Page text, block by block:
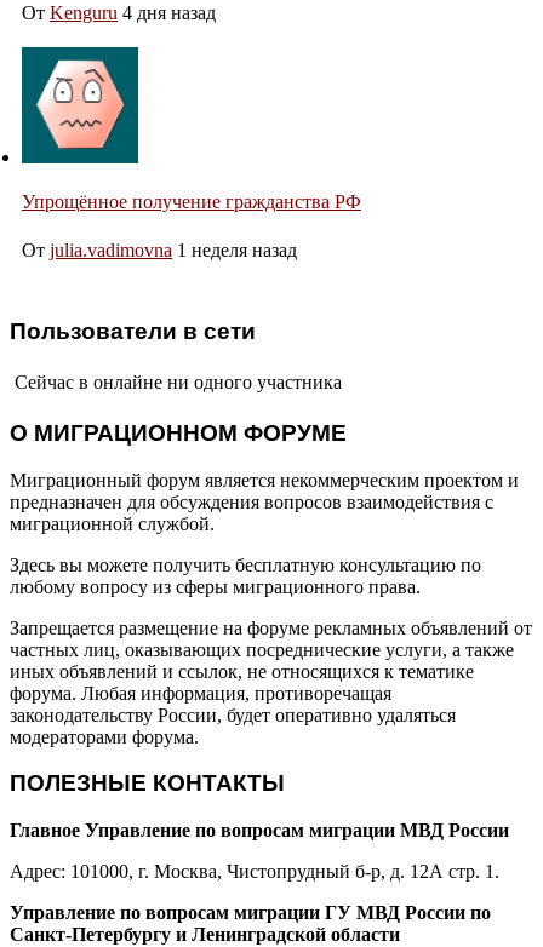
От Kenguru 4 дня назад
Упрощённое получение гражданства РФ
От julia.vadimovna 1 неделя назад
Пользователи в сети
Сейчас в онлайне ни одного участника
О МИГРАЦИОННОМ ФОРУМЕ
Миграционный форум является некоммерческим проектом и
предназначен для обсуждения вопросов взаимодействия с
миграционной службой.
Здесь вы можете получить бесплатную консультацию по
любому вопросу из сферы миграционного права.
Запрещается размещение на форуме рекламных объявлений от
частных лиц, оказывающих посреднические услуги, а также
иных объявлений и ссылок, не относящихся к тематике
форума. Любая информация, противоречащая
законодательству России, будет оперативно удаляться
модераторами форума.
ПОЛЕЗНЫЕ КОНТАКТЫ
Главное Управление по вопросам миграции МВД России
Адрес: 101000, г. Москва, Чистопрудный б-р, д. 12А стр. 1.
Управление по вопросам миграции ГУ МВД России по
Санкт-Петербургу и Ленинградской области